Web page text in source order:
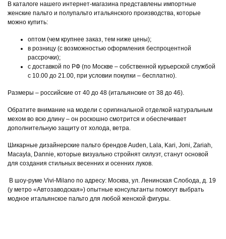
В каталоге нашего интернет-магазина представлены импортные
женские пальто и полупальто итальянского производства, которые
можно купить:
оптом (чем крупнее заказ, тем ниже цены);
в розницу (с возможностью оформления беспроцентной
рассрочки);
с доставкой по РФ (по Москве – собственной курьерской службой
с 10.00 до 21.00, при условии покупки – бесплатно).
Размеры – российские от 40 до 48 (итальянские от 38 до 46).
Обратите внимание на модели с оригинальной отделкой натуральным
мехом во всю длину – он роскошно смотрится и обеспечивает
дополнительную защиту от холода, ветра.
Шикарные дизайнерские пальто брендов Auden, Lala, Kari, Joni, Zariah,
Macayla, Dannie, которые визуально стройнят силуэт, станут основой
для создания стильных весенних и осенних луков.
В шоу-руме Vivi-Milano по адресу: Москва, ул. Ленинская Слобода, д. 19
(у метро «Автозаводская») опытные консультанты помогут выбрать
модное итальянское пальто для любой женской фигуры.